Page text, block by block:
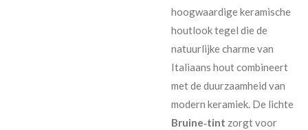
hoogwaardige keramische
houtlook tegel die de
natuurlijke charme van
Italiaans hout combineert
met de duurzaamheid van
modern keramiek. De lichte
Bruine‑tint zorgt voor